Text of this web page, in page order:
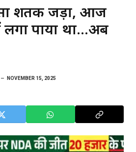
शतक जड़ा, आज
पाया था…अब
NOVEMBER 15, 2025